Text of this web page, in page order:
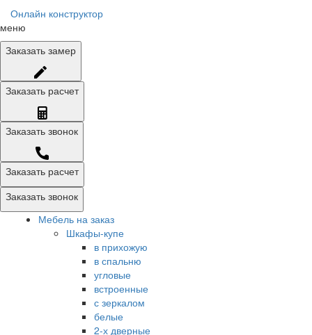
Онлайн конструктор
меню
Заказать замер
Заказать расчет
Заказать звонок
Заказать расчет
Заказать звонок
Мебель на заказ
Шкафы-купе
в прихожую
в спальню
угловые
встроенные
с зеркалом
белые
2-х дверные